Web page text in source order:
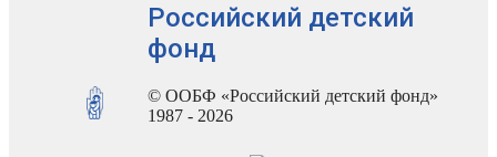
Российский детский
фонд
© ООБФ «Российский детский фонд»
1987 - 2026